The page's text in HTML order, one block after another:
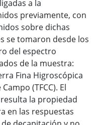
a la
previamente, con
sobre dichas
se tomaron desde los
del espectro
de la muestra:
Fina Higroscópica
(TFCC). El
la propiedad
en las respuestas